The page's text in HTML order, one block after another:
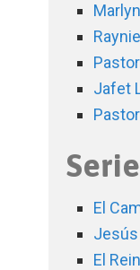
Jafet
El
Jesús
El